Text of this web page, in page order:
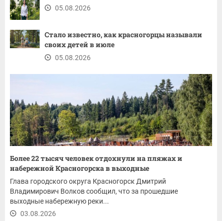
05.08.2026
Стало известно, как красногорцы называли
своих детей в июле
05.08.2026
Более 22 тысяч человек отдохнули на пляжах и
набережной Красногорска в выходные
Глава городского округа Красногорск Дмитрий
Владимирович Волков сообщил, что за прошедшие
выходные набережную реки...
03.08.2026